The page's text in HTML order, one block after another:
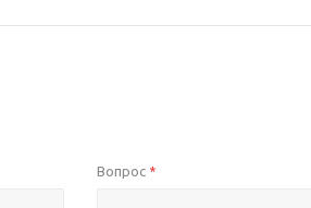
Вопрос *